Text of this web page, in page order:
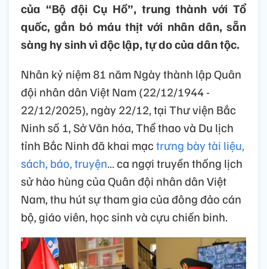
của “Bộ đội Cụ Hồ”, trung thành với Tổ
quốc, gắn bó máu thịt với nhân dân, sẵn
sàng hy sinh vì độc lập, tự do của dân tộc.
Nhân kỷ niệm 81 năm Ngày thành lập Quân
đội nhân dân Việt Nam (22/12/1944 -
22/12/2025), ngày 22/12, tại Thư viện Bắc
Ninh số 1, Sở Văn hóa, Thể thao và Du lịch
tỉnh Bắc Ninh đã khai mạctrưng bày tài liệu,
sách, báo, truyện… ca ngợi truyền thống lịch
sử hào hùng của Quân đội nhân dân Việt
Nam, thu hút sự tham gia của đông đảo cán
bộ, giáo viên, học sinh và cựu chiến binh.